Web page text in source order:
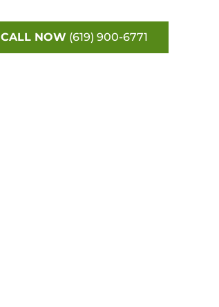
CALL NOW (619) 900-6771